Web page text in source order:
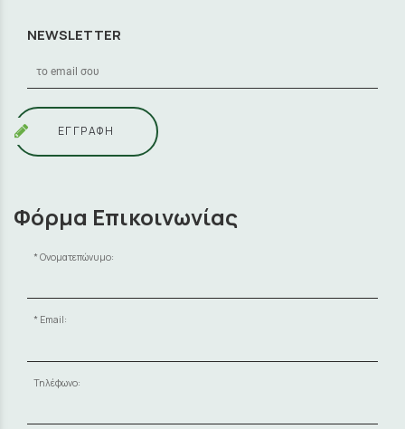
NEWSLETTER
ΕΓΓΡΑΦΗ
Φόρμα Επικοινωνίας
Ονοματεπώνυμο:
Email:
Τηλέφωνο: